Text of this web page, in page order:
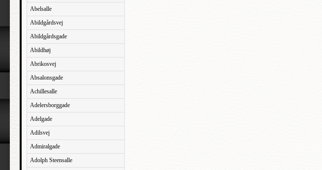
Abelsalle
Abildgårdsvej
Abildgårdsgade
Abildhøj
Abrikosvej
Absalonsgade
Achillesalle
Adelersborggade
Adelgade
Adilsvej
Admiralgade
Adolph Steensalle